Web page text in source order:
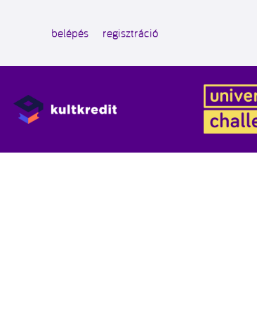
belépés regisztráció